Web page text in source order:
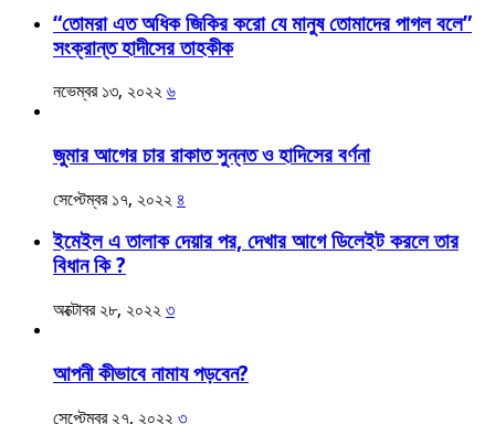
“তোমরা এত অধিক জিকির করো যে মানুষ তোমাদের পাগল বলে”
সংক্রান্ত হাদীসের তাহকীক
নভেম্বর ১৩, ২০২২ ৬
জুমার আগের চার রাকাত সুন্নত ও হাদিসের বর্ণনা
সেপ্টেম্বর ১৭, ২০২২ ৪
ইমেইল এ তালাক দেয়ার পর, দেখার আগে ডিলেইট করলে তার
বিধান কি ?
অক্টোবর ২৮, ২০২২ ৩
আপনী কীভাবে নামায পড়বেন?
সেপ্টেম্বর ২৭, ২০২২ ৩